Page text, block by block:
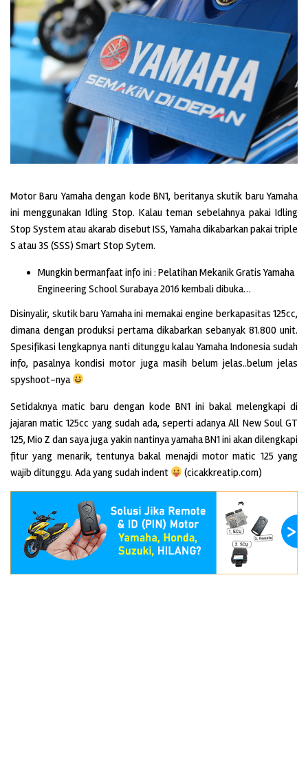
Motor Baru Yamaha dengan kode BN1, beritanya skutik baru Yamaha
ini menggunakan Idling Stop. Kalau teman sebelahnya pakai Idling
Stop System atau akarab disebut ISS, Yamaha dikabarkan pakai triple
S atau 3S (SSS) Smart Stop Sytem.
Mungkin bermanfaat info ini : Pelatihan Mekanik Gratis Yamaha
Engineering School Surabaya 2016 kembali dibuka…
Disinyalir, skutik baru Yamaha ini memakai engine berkapasitas 125cc,
dimana dengan produksi pertama dikabarkan sebanyak 81.800 unit.
Spesifikasi lengkapnya nanti ditunggu kalau Yamaha Indonesia sudah
info, pasalnya kondisi motor juga masih belum jelas..belum jelas
spyshoot-nya
Setidaknya matic baru dengan kode BN1 ini bakal melengkapi di
jajaran matic 125cc yang sudah ada, seperti adanya All New Soul GT
125, Mio Z dan saya juga yakin nantinya yamaha BN1 ini akan dilengkapi
fitur yang menarik, tentunya bakal menajdi motor matic 125 yang
wajib ditunggu. Ada yang sudah indent
(cicakkreatip.com)